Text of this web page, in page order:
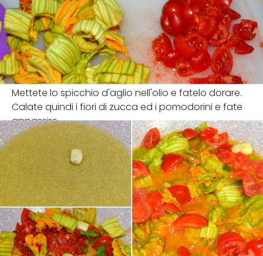
Mettete lo spicchio d'aglio nell'olio e fatelo dorare.
Calate quindi i fiori di zucca ed i pomodorini e fate
appassire.